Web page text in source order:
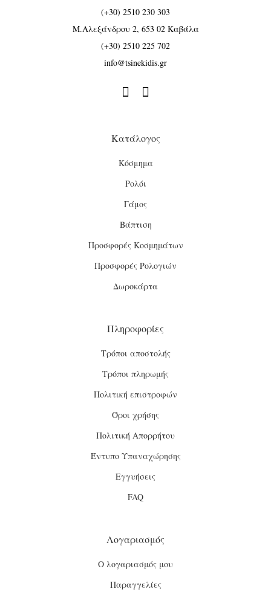
(+30) 2510 230 303
Μ.Αλεξάνδρου 2, 653 02 Καβάλα
(+30) 2510 225 702
info@tsinekidis.gr
 
Κατάλογος
Κόσμημα
Ρολόι
Γάμος
Βάπτιση
Προσφορές Κοσμημάτων
Προσφορές Ρολογιών
Δωροκάρτα
Πληροφορίες
Τρόποι αποστολής
Τρόποι πληρωμής
Πολιτική επιστροφών
Όροι χρήσης
Πολιτική Απορρήτου
Έντυπο Υπαναχώρησης
Εγγυήσεις
FAQ
Λογαριασμός
Ο λογαριασμός μου
Παραγγελίες